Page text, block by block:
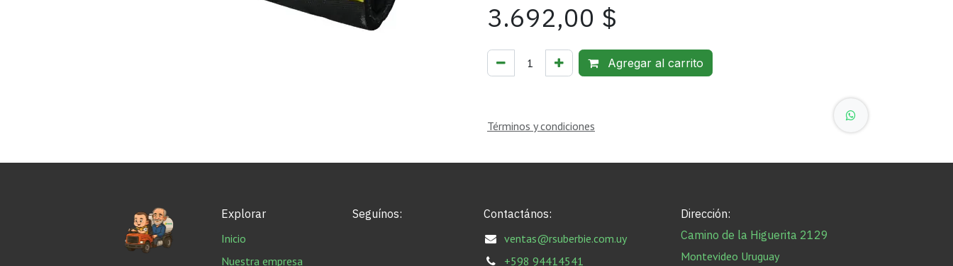
3.692,00 $
Agregar al carrito
Términos y condiciones
Explorar
Inicio
Nuestra empresa
Contactános:
ventas@rsuberbie.com.uy
+598 94414541
Seguínos:
Dirección:
Camino de la Higuerita 2129
Montevideo Uruguay